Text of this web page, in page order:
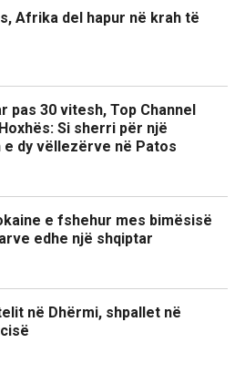
Afrika del hapur në krah të
pas 30 vitesh, Top Channel
Si sherri për një
dy vëllezërve në Patos
e fshehur mes bimësisë
edhe një shqiptar
në Dhërmi, shpallet në